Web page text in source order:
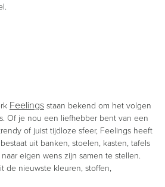
Feelings staan bekend om het volgen
Of je nou een liefhebber bent van een
of juist tijdloze sfeer, Feelings heeft
uit banken, stoelen, kasten, tafels
eigen wens zijn samen te stellen.
de nieuwste kleuren, stoffen,